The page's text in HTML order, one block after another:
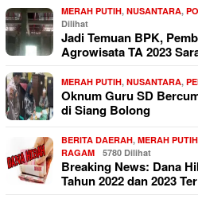
MERAH PUTIH, NUSANTARA,
Dilihat
Jadi Temuan BPK,
Agrowisata TA 2023
MERAH PUTIH, NUSANTARA,
Oknum Guru SD
di Siang Bolong
BERITA DAERAH, MERAH PUTIH
RAGAM
5780 Dilihat
Breaking News: Dana
Tahun 2022 dan 2023